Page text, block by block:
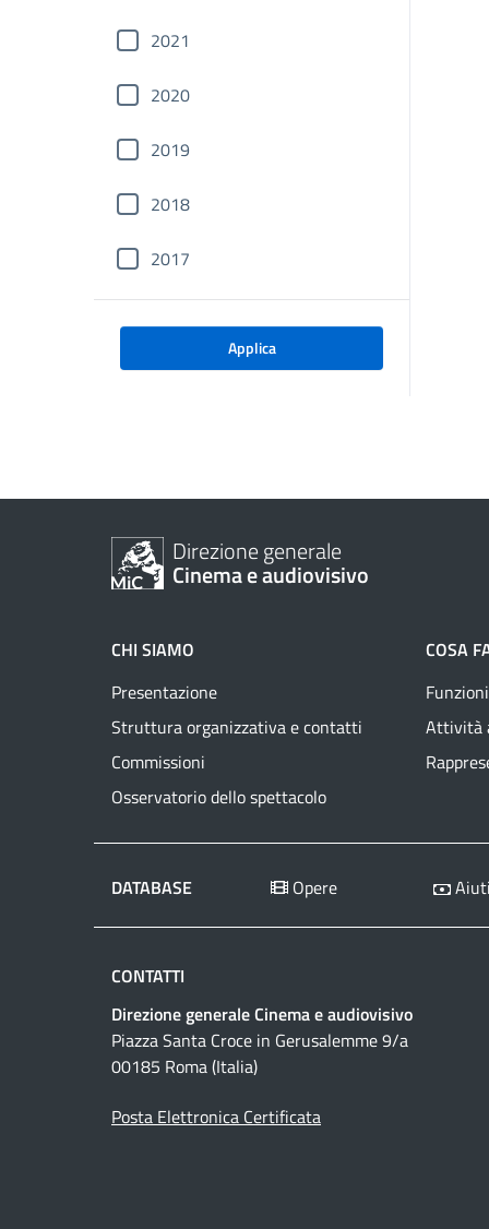
2021
2020
2019
2018
2017
Applica
Direzione generale
Cinema e audiovisivo
CHI SIAMO
Presentazione
Struttura organizzativa e contatti
Commissioni
Osservatorio dello spettacolo
COSA
Attività
DATABASE Opere
CONTATTI
Direzione generale Cinema e audiovisivo
Piazza Santa Croce in Gerusalemme 9/a
00185 Roma (Italia)
Posta Elettronica Certificata